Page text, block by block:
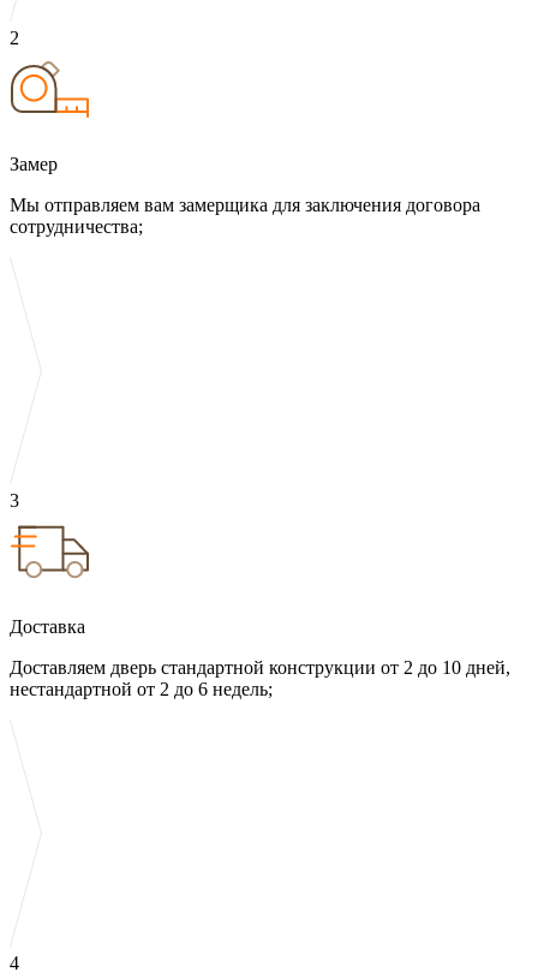
2
Замер
Мы отправляем вам замерщика для заключения договора
сотрудничества;
3
Доставка
Доставляем дверь стандартной конструкции от 2 до 10 дней,
нестандартной от 2 до 6 недель;
4